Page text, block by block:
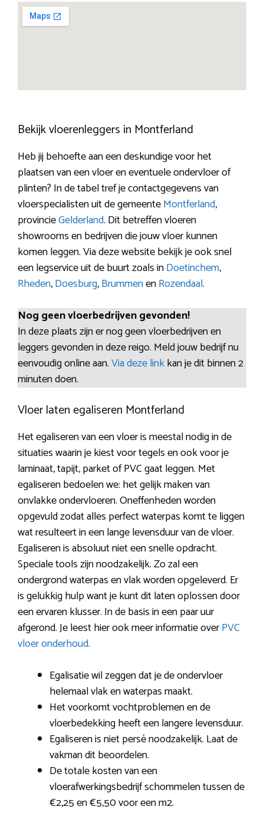
Bekijk vloerenleggers in Montferland
Heb jij behoefte aan een deskundige voor het
plaatsen van een vloer en eventuele ondervloer of
plinten? In de tabel tref je contactgegevens van
vloerspecialisten uit de gemeenteMontferland,
provincieGelderland. Dit betreffen vloeren
showrooms en bedrijven die jouw vloer kunnen
komen leggen. Via deze website bekijk je ook snel
een legservice uit de buurt zoals inDoetinchem,
Rheden,Doesburg,BrummenenRozendaal.
Nog geen vloerbedrijven gevonden!
In deze plaats zijn er nog geen vloerbedrijven en
leggers gevonden in deze reigo. Meld jouw bedrijf nu
eenvoudig online aan.Via deze linkkan je dit binnen 2
minuten doen.
Vloer laten egaliseren Montferland
Het egaliseren van een vloer is meestal nodig in de
situaties waarin je kiest voor tegels en ook voor je
laminaat, tapijt, parket of PVC gaat leggen. Met
egaliseren bedoelen we: het gelijk maken van
onvlakke ondervloeren. Oneffenheden worden
opgevuld zodat alles perfect waterpas komt te liggen
wat resulteert in een lange levensduur van de vloer.
Egaliseren is absoluut niet een snelle opdracht.
Speciale tools zijn noodzakelijk. Zo zal een
ondergrond waterpas en vlak worden opgeleverd. Er
is gelukkig hulp want je kunt dit laten oplossen door
een ervaren klusser. In de basis in een paar uur
afgerond. Je leest hier ook meer informatie overPVC
vloer onderhoud.
Egalisatie wil zeggen dat je de ondervloer
helemaal vlak en waterpas maakt.
Het voorkomt vochtproblemen en de
vloerbedekking heeft een langere levensduur.
Egaliseren is niet persé noodzakelijk. Laat de
vakman dit beoordelen.
De totale kosten van een
vloerafwerkingsbedrijf schommelen tussen de
€2,25 en €5,50 voor een m2.